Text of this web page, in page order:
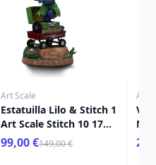
Art Scale
Estatuilla Lilo & Stitch 1
Art Scale Stitch 10 17
cm
99,00 €149,00 €
Art